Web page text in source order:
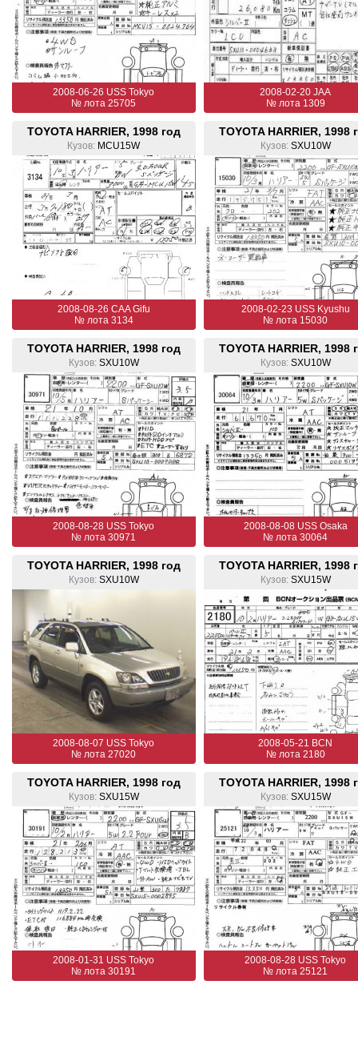
2008-06-26 USS Tokyo
№ лота 25705
2008-02-20 JAA
№ лота 1309
TOYOTA HARRIER, 1998 год
Кузов: MCU15W
2008-08-26 CAA Gifu
№ лота 3134
TOYOTA HARRIER, 1998
Кузов: SXU10W
2008-02-23 USS Kyushu
№ лота 15030
TOYOTA HARRIER, 1998 год
Кузов: SXU10W
2008-08-28 USS Tokyo
№ лота 30971
TOYOTA HARRIER, 1998
Кузов: SXU10W
2008-08-08 USS Osaka
№ лота 30064
TOYOTA HARRIER, 1998 год
Кузов: SXU10W
2008-08-07 USS Tokyo
№ лота 27020
TOYOTA HARRIER, 1998
Кузов: SXU15W
2008-05-21 BCN
№ лота 2180
TOYOTA HARRIER, 1998 год
Кузов: SXU15W
2008-01-31 USS Tokyo
№ лота 30191
TOYOTA HARRIER, 1998
Кузов: SXU15W
2008-08-28 USS Tokyo
№ лота 25121